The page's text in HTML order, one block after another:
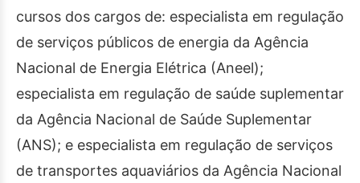
cursos dos cargos de: especialista em regulação
de serviços públicos de energia da Agência
Nacional de Energia Elétrica (Aneel);
especialista em regulação de saúde suplementar
da Agência Nacional de Saúde Suplementar
(ANS); e especialista em regulação de serviços
de transportes aquaviários da Agência Nacional